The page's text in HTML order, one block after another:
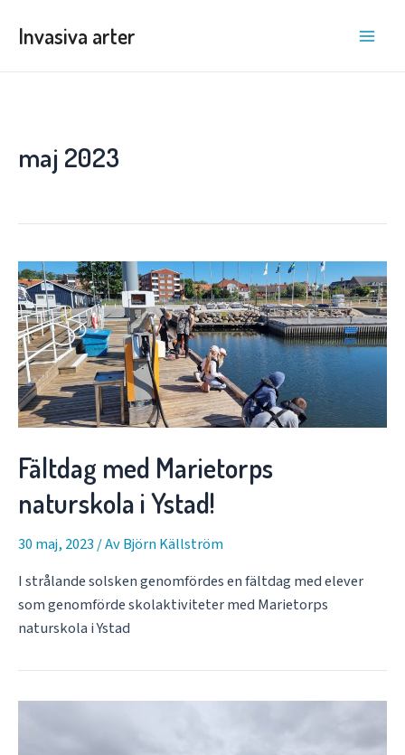
Invasiva arter
maj 2023
Fältdag med Marietorps
naturskola i Ystad!
30 maj, 2023 / AvBjörn Källström
I strålande solsken genomfördes en fältdag med elever
som genomförde skolaktiviteter med Marietorps
naturskola i Ystad